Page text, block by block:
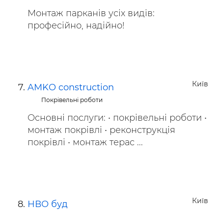
Монтаж парканів усіх видів:
професійно, надійно!
Київ
AMKO construction
Покрівельні роботи
Основні послуги: • покрівельні роботи •
монтаж покрівлі • реконструкція
покрівлі • монтаж терас ...
Київ
НВО буд